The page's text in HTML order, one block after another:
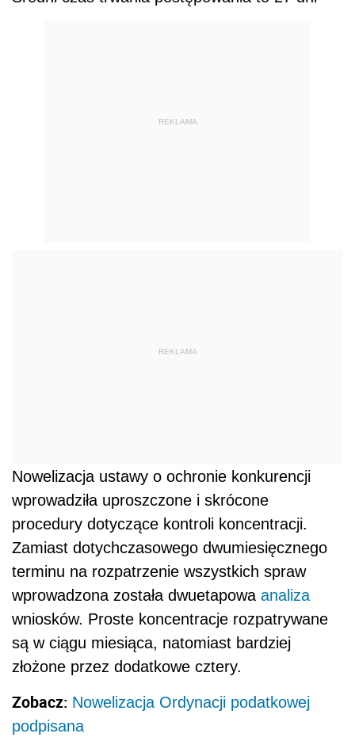
REKLAMA
REKLAMA
Nowelizacja ustawy o ochronie konkurencji
wprowadziła uproszczone i skrócone
procedury dotyczące kontroli koncentracji.
Zamiast dotychczasowego dwumiesięcznego
terminu na rozpatrzenie wszystkich spraw
wprowadzona została dwuetapowa analiza
wniosków. Proste koncentracje rozpatrywane
są w ciągu miesiąca, natomiast bardziej
złożone przez dodatkowe cztery.
Zobacz: Nowelizacja Ordynacji podatkowej
podpisana